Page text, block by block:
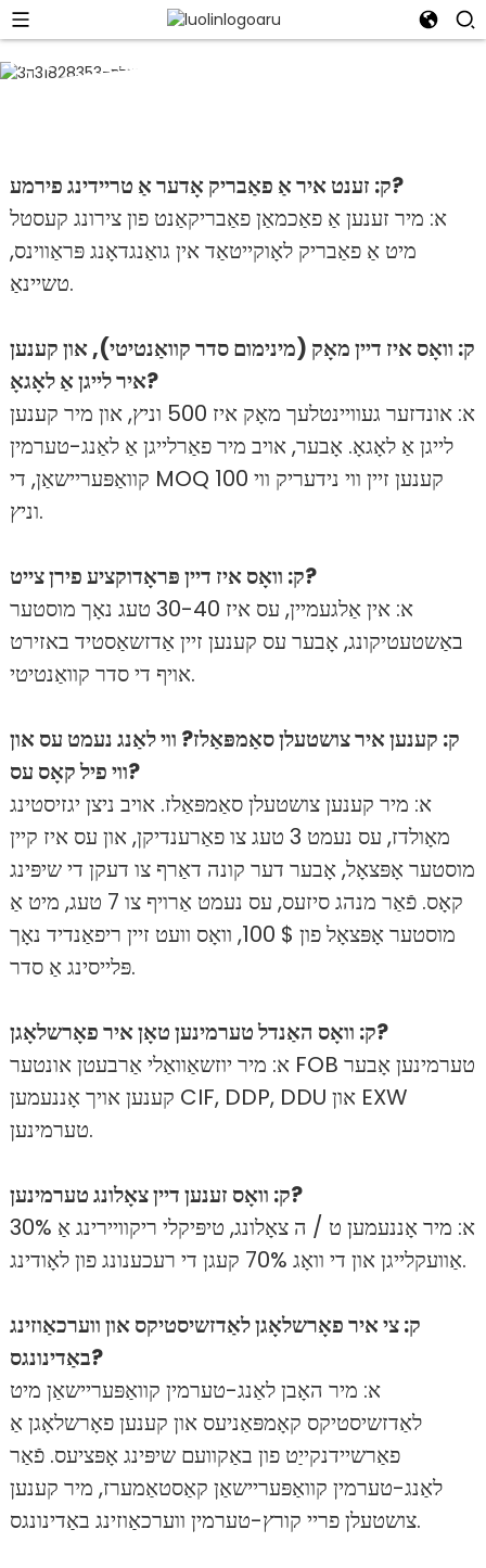
FAQ
Suzhou Rowling Gift Box Co., Ltd.
ק: זענט איר אַ פאַבריק אָדער אַ טריידינג פירמע?
א: מיר זענען אַ פאַכמאַן פאַבריקאַנט פון צירונג קעסטל
מיט אַ פאַבריק לאָוקייטאַד אין גואַנגדאָנג פּראַווינס,
טשיינאַ.
ק: וואָס איז דיין מאָק (מינימום סדר קוואַנטיטי), און קענען
איר לייגן אַ לאָגאָ?
א: אונדזער געוויינטלעך מאָק איז 500 וניץ, און מיר קענען
לייגן אַ לאָגאָ. אָבער, אויב מיר פאַרלייגן אַ לאַנג-טערמין
קוואַפּעריישאַן, די MOQ קענען זיין ווי נידעריק ווי 100
וניץ.
ק: וואָס איז דיין פּראָדוקציע פירן צייט?
א: אין אַלגעמיין, עס איז 30-40 טעג נאָך מוסטער
באַשטעטיקונג, אָבער עס קענען זיין אַדזשאַסטיד באזירט
אויף די סדר קוואַנטיטי.
ק: קענען איר צושטעלן סאַמפּאַלז? ווי לאַנג נעמט עס און
ווי פיל קאָס עס?
א: מיר קענען צושטעלן סאַמפּאַלז. אויב ניצן יגזיסטינג
מאָולדז, עס נעמט 3 טעג צו פאַרענדיקן, און עס איז קיין
מוסטער אָפּצאָל, אָבער דער קונה דאַרף צו דעקן די שיפּינג
קאָס. פֿאַר מנהג סיזעס, עס נעמט אַרויף צו 7 טעג, מיט אַ
מוסטער אָפּצאָל פון $ 100, וואָס וועט זיין ריפאַנדיד נאָך
פּלייסינג אַ סדר.
ק: וואָס האַנדל טערמינען טאָן איר פאָרשלאָגן?
א: מיר יוזשאַוואַלי אַרבעטן אונטער FOB טערמינען אָבער
קענען אויך אָננעמען CIF, DDP, DDU און EXW
טערמינען.
ק: וואָס זענען דיין צאָלונג טערמינען?
א: מיר אָננעמען ט / ה צאָלונג, טיפּיקלי ריקוויירינג אַ 30%
אַוועקלייגן און די וואָג 70% קעגן די רעכענונג פון לאָודינג.
ק: צי איר פאָרשלאָגן לאַדזשיסטיקס און ווערכאַוזינג
באַדינונגס?
א: מיר האָבן לאַנג-טערמין קוואַפּעריישאַן מיט
לאַדזשיסטיקס קאָמפּאַניעס און קענען פאָרשלאָגן אַ
פאַרשיידנקייַט פון באַקוועם שיפּינג אָפּציעס. פֿאַר
לאַנג-טערמין קוואַפּעריישאַן קאַסטאַמערז, מיר קענען
צושטעלן פריי קורץ-טערמין ווערכאַוזינג באַדינונגס.